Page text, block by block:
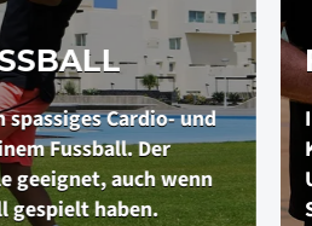
spassiges Cardio- und
Fussball. Der
geeignet, auch wenn
gespielt haben.